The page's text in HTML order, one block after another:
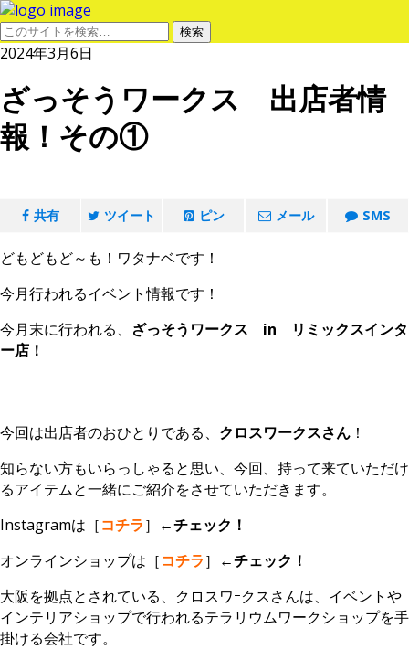
2024年3月6日
ざっそうワークス 出店者情
報！その①
共有 ツイート ピン メール SMS
どもどもど～も！ワタナベです！
今月行われるイベント情報です！
今月末に行われる、 ざっそうワークス in リミックスインタ
ー店！
今回は出店者のおひとりである、 クロスワークスさん ！
知らない方もいらっしゃると思い、今回、持って来ていただけ
るアイテムと一緒にご紹介をさせていただきます。
Instagramは［コチラ］←チェック！
オンラインショップは［コチラ］←チェック！
大阪を拠点とされている、クロスワｰクスさんは、イベントや
インテリアショップで行われるテラリウムワークショップを手
掛ける会社です。